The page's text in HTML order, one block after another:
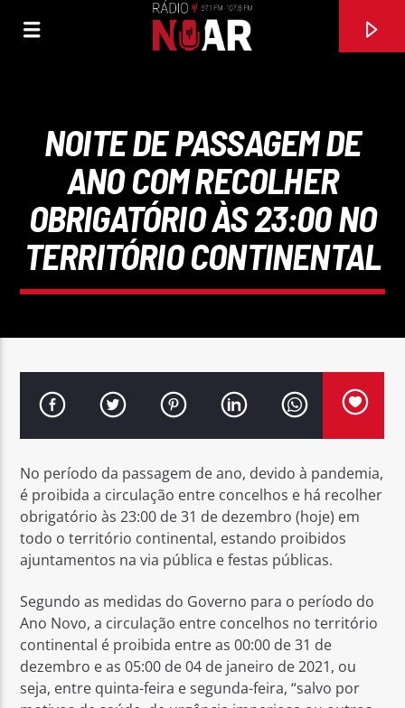
FAIXA ATUAL
97.1FM E 107.8 FM
RÁDIO NOAR
Rádio No ar
NOITE DE PASSAGEM DE
ANO COM RECOLHER
OBRIGATÓRIO ÀS 23:00 NO
TERRITÓRIO CONTINENTAL
No período da passagem de ano, devido à pandemia,
é proibida a circulação entre concelhos e há recolher
obrigatório às 23:00 de 31 de dezembro (hoje) em
todo o território continental, estando proibidos
ajuntamentos na via pública e festas públicas.
Segundo as medidas do Governo para o período do
Ano Novo, a circulação entre concelhos no território
continental é proibida entre as 00:00 de 31 de
dezembro e as 05:00 de 04 de janeiro de 2021, ou
seja, entre quinta-feira e segunda-feira, “salvo por